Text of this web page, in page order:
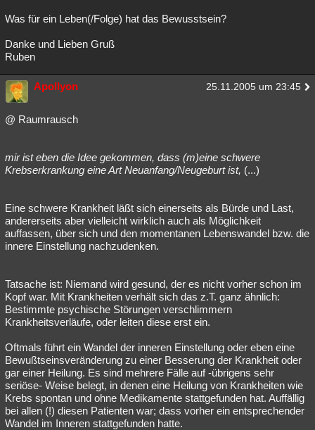
Was für ein Leben(/Folge) hat das Bewusstsein?
Danke und Lieben Gruß
Ruben
Apollyon 25.11.2005 um 23:45
@ Raumrausch
mir ist eben die Idee gekommen, dass (m)eine schwere
Krebserkrankung eine Art Neuanfang/Neugeburt ist, (...)
Eine schwere Krankheit läßt sich einerseits als Bürde und Last,
andererseits aber vielleicht wirklich auch als Möglichkeit
auffassen, über sich und den momentanen Lebenswandel bzw. die
innere Einstellung nachzudenken.
Tatsache ist: Niemand wird gesund, der es nicht vorher schon im
Kopf war. Mit Krankheiten verhält sich das z.T. ganz ähnlich:
Bestimmte psychische Störungen verschlimmern
Krankheitsverläufe, oder leiten diese erst ein.
Oftmals führt ein Wandel der inneren Einstellung oder eben eine
Bewußtseinsveränderung zu einer Besserung der Krankheit oder
gar einer Heilung. Es sind mehrere Fälle auf -übrigens sehr
seriöse- Weise belegt, in denen eine Heilung von Krankheiten wie
Krebs spontan und ohne Medikamente stattgefunden hat. Auffällig
bei allen (!) diesen Patienten war; dass vorher ein entsprechender
Wandel im Inneren stattgefunden hatte.